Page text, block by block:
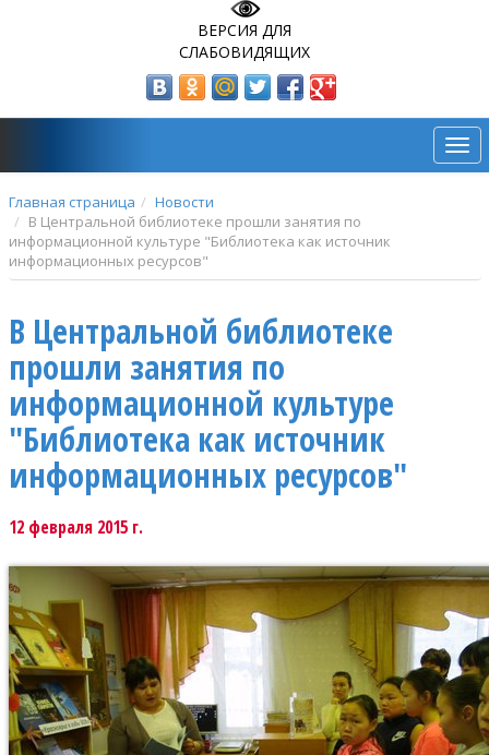
ВЕРСИЯ ДЛЯ
СЛАБОВИДЯЩИХ
Главная страница
Новости
В Центральной библиотеке прошли занятия по
информационной культуре "Библиотека как источник
информационных ресурсов"
В Центральной библиотеке
прошли занятия по
информационной культуре
"Библиотека как источник
информационных ресурсов"
12 февраля 2015 г.